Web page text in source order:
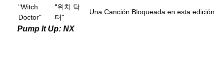
"Witch
Doctor"
"위치 닥
터"
Una Canción Bloqueada en esta edición
Pump It Up: NX